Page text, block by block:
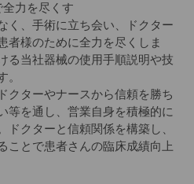
力を尽くす
く、手術に立ち会い、ドクター
者様のために全力を尽くしま
る当社器械の使用手順説明や技
。
クターやナースから信頼を勝ち
等を通し、営業自身を積極的に
ドクターと信頼関係を構築し、
ことで患者さんの臨床成績向上